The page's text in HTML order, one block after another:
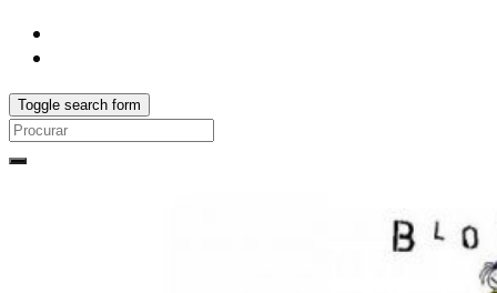
Toggle search form
Search